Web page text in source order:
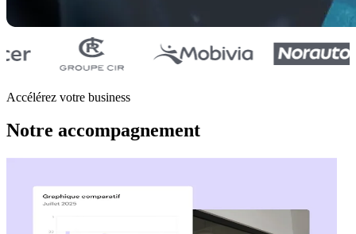
Accélérez votre business
Notre accompagnement